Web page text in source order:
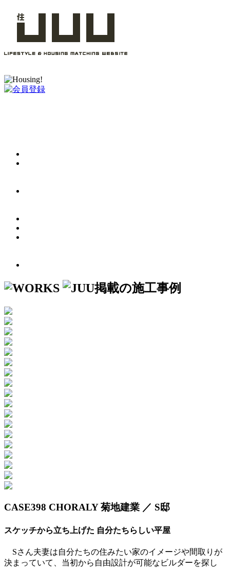
CASE398 CHORALY 菊地建業 ／ S邸
スケッチから立ち上げた 自分たちらしい平屋
Sさん夫妻は自分たちの住みたい家のイメージや間取りが
決まっていて、当初から自由設計が可能なビルダーを探し